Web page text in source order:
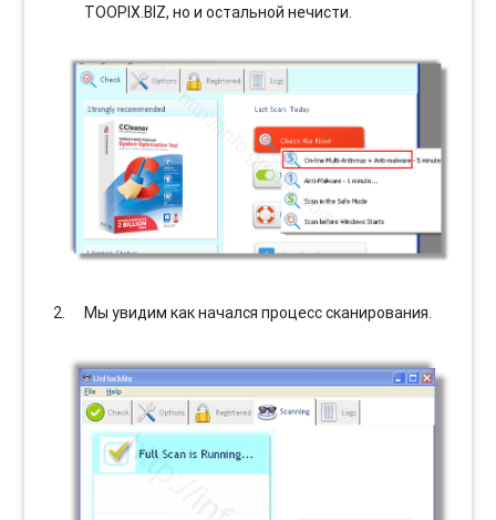
TOOPIX.BIZ, но и остальной нечисти.
Мы увидим как начался процесс сканирования.